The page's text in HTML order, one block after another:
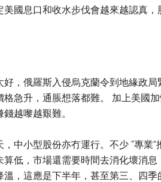
國息口和收水步伐會越來越認真，
，俄羅斯入侵烏克蘭令到地緣政局
急升，通脹想落都難。 加上美國
越嚟越艱難。
中小型股份亦冇運行。不少 “專業”
低，市場還需要時間去消化壞消息
，這應是下半年，甚至第三、四季